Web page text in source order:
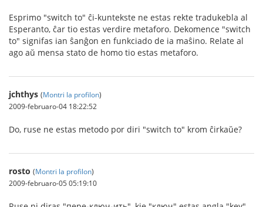
Esprimo "switch to" ĉi-kuntekste ne estas rekte tradukebla al
Esperanto, ĉar tio estas verdire metaforo. Dekomence "switch
to" signifas ian ŝanĝon en funkciado de ia maŝino. Relate al
ago aŭ mensa stato de homo tio estas metaforo.
jchthys (Montri la profilon)
2009-februaro-04 18:22:52
Do, ruse ne estas metodo por diri "switch to" krom ĉirkaŭe?
rosto (Montri la profilon)
2009-februaro-05 05:19:10